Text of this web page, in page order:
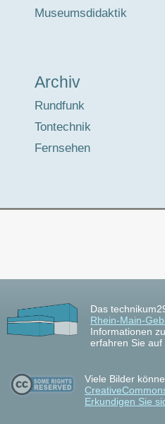
Museumsdidaktik
Archiv
Rundfunk
Tontechnik
Fernsehen
Das
Rhein-Main-
Informationen zu
erfahren Sie auf
Viele Bilder
Erkundigen Sie